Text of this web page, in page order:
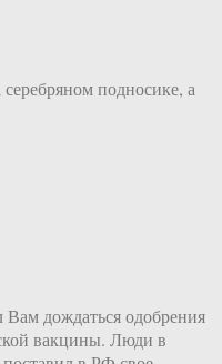
подносике, а
дождаться одобрения
вакцины. Люди в